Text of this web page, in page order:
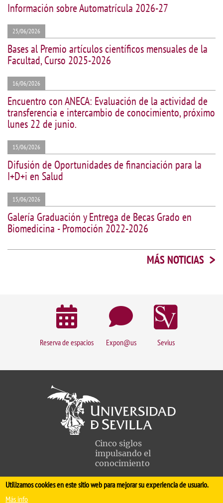
Información sobre Automatrícula 2026-27
25/06/2026
Bases al Premio artículos científicos mensuales de la
Facultad, Curso 2025-2026
16/06/2026
Encuentro con ANECA: Evaluación de la actividad de
transferencia e intercambio de conocimiento, próximo
lunes 22 de junio.
15/06/2026
Difusión de Oportunidades de financiación para la
I+D+i en Salud
15/06/2026
Galería Graduación y Entrega de Becas Grado en
Biomedicina - Promoción 2022-2026
MÁS NOTICIAS >
Reserva de espacios Expon@us Sevius
Cinco siglos
impulsando el
conocimiento
FACULTAD DE MEDICINA
Utilizamos cookies en este sitio web para mejorar su experiencia de usuario.
Más info